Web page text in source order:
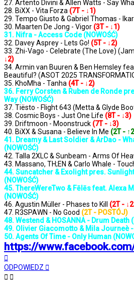
27. Artento Divini & Allen Watts - Say
28. BiXX - Vita Forza (7T - ↓1)
29. Tempo Giusto & Gabriel Thomas -
30. Maarten De Jong - Vigor (3T - ↓1)
31. Nifra - Access Code (NOWOŚĆ)
32. Davey Asprey - Lets Go! (5T - ↓2)
33. Zhi-Vago - Celebrate (The Love)
↓2)
34. Armin van Buuren & Ben Hemsley
Beautiful? (ASOT 2025
35. KhoMha - Tanha (4T - ↓2)
36. Ferry Corsten & Ruben de Ronde
Way (NOWOŚĆ)
37. Tiësto - Flight 643 (Metta & Glyde
38. Cosmic Boys - Just One Life (8T - ↓3)
39. Driftmoon - Moonstruck (7T - ↓3)
40. BiXX & Susana - Believe In Me (2T -
41. Dreamy & Last Soldier & ArDao -
(NOWOŚĆ)
42. Talla 2XLC & Sunbeam - Arms Of
43. Massano, TH;EN & Carlo Whale -
44. Suncatcher & Exolight pres.
(NOWOŚĆ)
45. ThereWereTwo & Fēlēs feat. Alexa
(NOWOŚĆ)
46. Agustin Müller - Phases to Kill (2T -
47. R3SPAWN - No Good (2T - POSTÓJ)
48. Westend & HOSANNA - Drum Death
49. Olivier Giacomotto & Mila Journeè -
50. Agents Of Time - Only Human
https://
górę
ODPOWIEDZ